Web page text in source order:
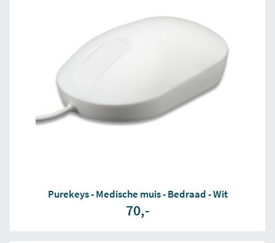
Purekeys - Medische muis - Bedraad - Wit
70,-